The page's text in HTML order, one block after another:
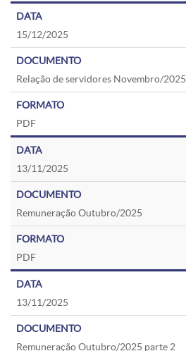
15/12/2025
Relação de servidores Novembro/2025
PDF
13/11/2025
Remuneração Outubro/2025
PDF
13/11/2025
Remuneração Outubro/2025 parte 2